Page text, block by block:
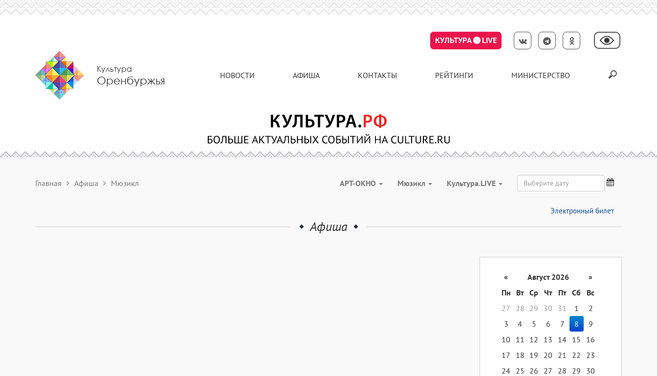
КУЛЬТУРА LIVE
Культура
Оренбуржья НОВОСТИ АФИША КОНТАКТЫ РЕЙТИНГИ МИНИСТЕРСТВО
Главная Афиша Мюзикл АРТ-ОКНО Мюзикл Культура.LIVE
Электронный билет
Афиша
« Август 2026
»
Пн
Вт Ср Чт Пт Сб
Вс
27
28 29 30 31 1
2
3
4 5 6 7 8
9
10
11 12 13 14 15
16
17
18 19 20 21 22
23
24 25 26 27 28 29
30